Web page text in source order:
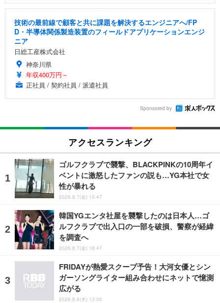
技術の最前線で顧客と共に課題を解決するエンジニアへ/FP
D・半導体関係製造装置のフィールドアプリケーションエンジ
ニア
日総工産株式会社
神奈川県
年収400万円～
正社員 / 契約社員 / 派遣社員
Sponsored by
アクセスランキング
ゴルフクラブで襲撃、BLACKPINKの10周年イ
ベントに激怒したファンの説も…YG本社で女
性が暴れる
2026.8.7(金) 10:47
韓国YGエンタ社屋を襲撃したのは日本人…ゴ
ルフクラブで出入口の一部を破損、警察が経緯
を調査へ
2026.8.7(金) 18:47
FRIDAYが熱愛スクープ予告！大河女優とシン
ガーソングライター組み合わせにネットで憶測
広がる
2026.8.6(木) 13:00